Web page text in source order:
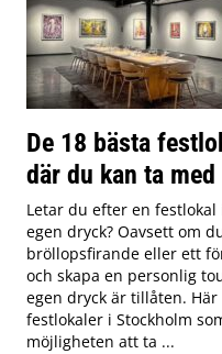
De 18 bästa
där du kan ta
Letar du efter en
egen dryck? Oavsett om
bröllopsfirande eller ett
och skapa en personlig
egen dryck är tillåten.
festlokaler i Stockholm
möjligheten att ta ...